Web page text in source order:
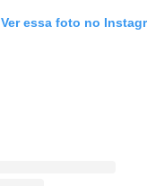
Ver essa foto no